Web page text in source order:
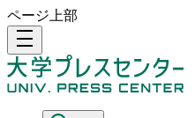
ページ上部
density_medium